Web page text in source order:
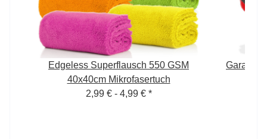
Edgeless Superflausch 550 GSM
40x40cm Mikrofasertuch
2,99 € - 4,99 € *
Garage